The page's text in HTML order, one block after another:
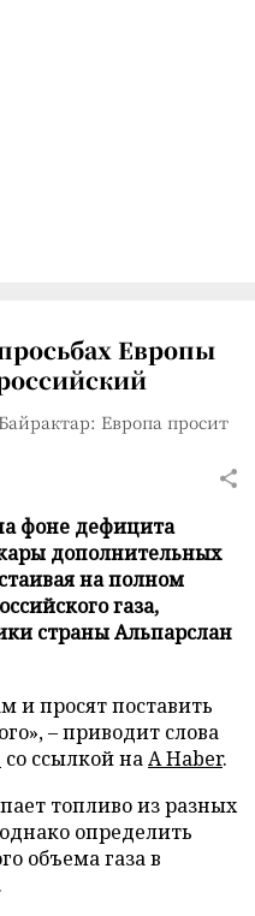
Европы
Европа просит
фоне дефицита
дополнительных
на полном
газа,
страны Альпарслан
и просят поставить
– приводит слова
со ссылкой наA Haber.
топливо из разных
определить
объема газа в